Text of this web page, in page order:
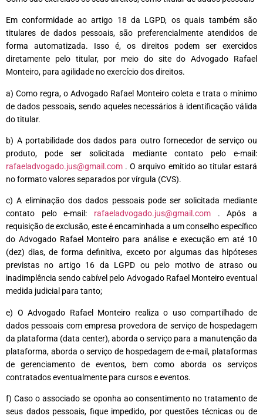
Em conformidade ao artigo 18 da LGPD, os quais também são
titulares de dados pessoais, são preferencialmente atendidos de
forma automatizada. Isso é, os direitos podem ser exercidos
diretamente pelo titular, por meio do site do Advogado Rafael
Monteiro, para agilidade no exercício dos direitos.
a) Como regra, o Advogado Rafael Monteiro coleta e trata o mínimo
de dados pessoais, sendo aqueles necessários à identificação válida
do titular.
b) A portabilidade dos dados para outro fornecedor de serviço ou
produto, pode ser solicitada mediante contato pelo e-mail:
rafaeladvogado.jus@gmail.com . O arquivo emitido ao titular estará
no formato valores separados por vírgula (CVS).
c) A eliminação dos dados pessoais pode ser solicitada mediante
contato pelo e-mail: rafaeladvogado.jus@gmail.com . Após a
requisição de exclusão, este é encaminhada a um conselho específico
do Advogado Rafael Monteiro para análise e execução em até 10
(dez) dias, de forma definitiva, exceto por algumas das hipóteses
previstas no artigo 16 da LGPD ou pelo motivo de atraso ou
inadimplência sendo cabível pelo Advogado Rafael Monteiro eventual
medida judicial para tanto;
e) O Advogado Rafael Monteiro realiza o uso compartilhado de
dados pessoais com empresa provedora de serviço de hospedagem
da plataforma (data center), aborda o serviço para a manutenção da
plataforma, aborda o serviço de hospedagem de e-mail, plataformas
de gerenciamento de eventos, bem como aborda os serviços
contratados eventualmente para cursos e eventos.
f) Caso o associado se oponha ao consentimento no tratamento de
seus dados pessoais, fique impedido, por questões técnicas ou de